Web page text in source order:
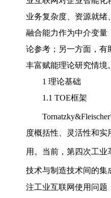
业务复杂度、资源就
融合能力作为中介变量
论参考；另一方面，有
丰富赋能理论研究情境。
1 理论基础
1.1 TOE框架
度概括性、灵活性和
用。当前，第四次工业
技术与制造技术间的集
注工业互联网使用问题